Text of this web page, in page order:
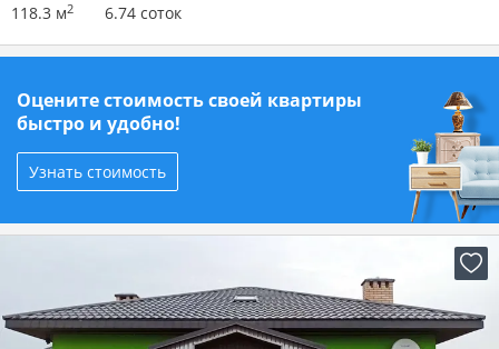
118.3 м2 6.74 соток
Оцените стоимость своей квартиры
быстро и удобно!
Узнать стоимость